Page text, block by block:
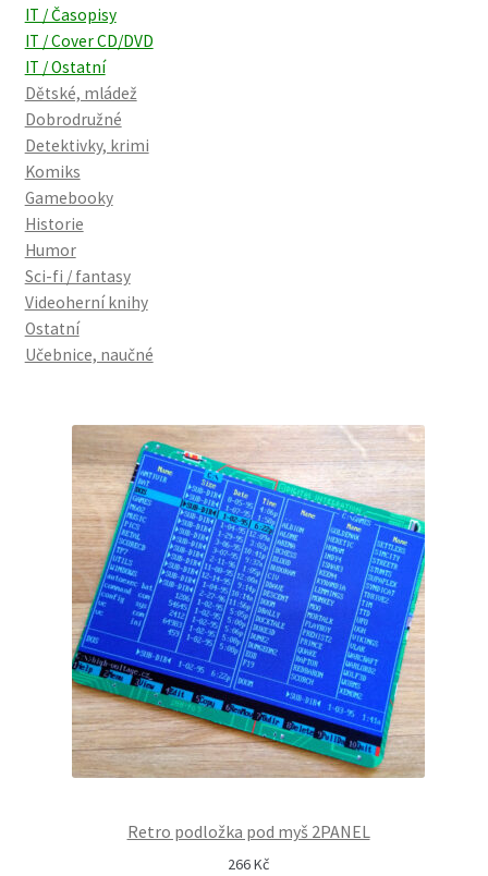
IT / Časopisy
IT / Cover CD/DVD
IT / Ostatní
Dětské, mládež
Dobrodružné
Detektivky, krimi
Komiks
Gamebooky
Historie
Humor
Sci-fi / fantasy
Videoherní knihy
Ostatní
Učebnice, naučné
Retro podložka pod myš 2PANEL
266Kč